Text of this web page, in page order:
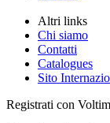
Altri links
Chi siamo
Contatti
Catalogues
Sito
Registrati con